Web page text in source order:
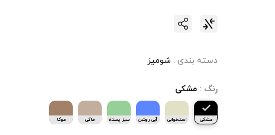
دسته بندی : شومیز
رنگ : مشکی
مشکی استخوانی آبی روشن
سبز پسته
خاکی موکا